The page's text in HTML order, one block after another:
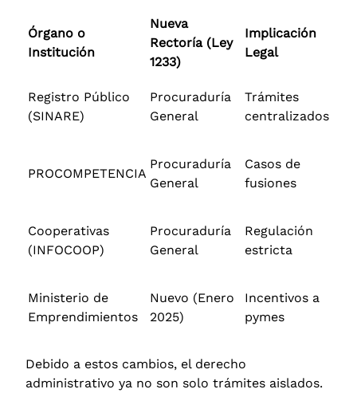
Órgano o
Institución
Nueva
Rectoría (Ley
1233)
Implicación
Legal
Registro Público
(SINARE)
Procuraduría
General
Trámites
centralizados
PROCOMPETENCIA
Procuraduría
General
Casos de
fusiones
Cooperativas
(INFOCOOP)
Procuraduría
General
Regulación
estricta
Ministerio de
Emprendimientos
Nuevo (Enero
2025)
Incentivos a
pymes
Debido a estos cambios, el derecho
administrativo ya no son solo trámites aislados.